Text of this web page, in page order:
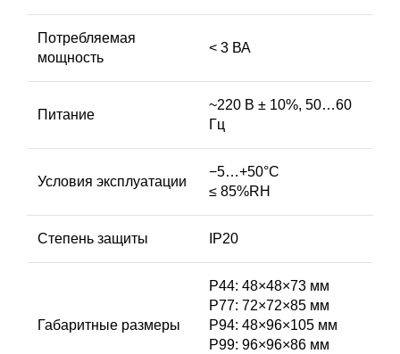
Потребляемая
мощность
< 3 ВА
Питание
~220 В ± 10%, 50…60
Гц
Условия эксплуатации
−5…+50°С
≤ 85%RH
Степень защиты IP20
Габаритные размеры
P44: 48×48×73 мм
Р77: 72×72×85 мм
Р94: 48×96×105 мм
Р99: 96×96×86 мм